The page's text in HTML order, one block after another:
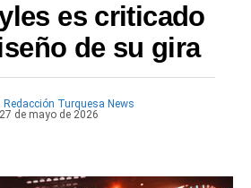
es criticado
de su gira
Redacción Turquesa News
de mayo de 2026